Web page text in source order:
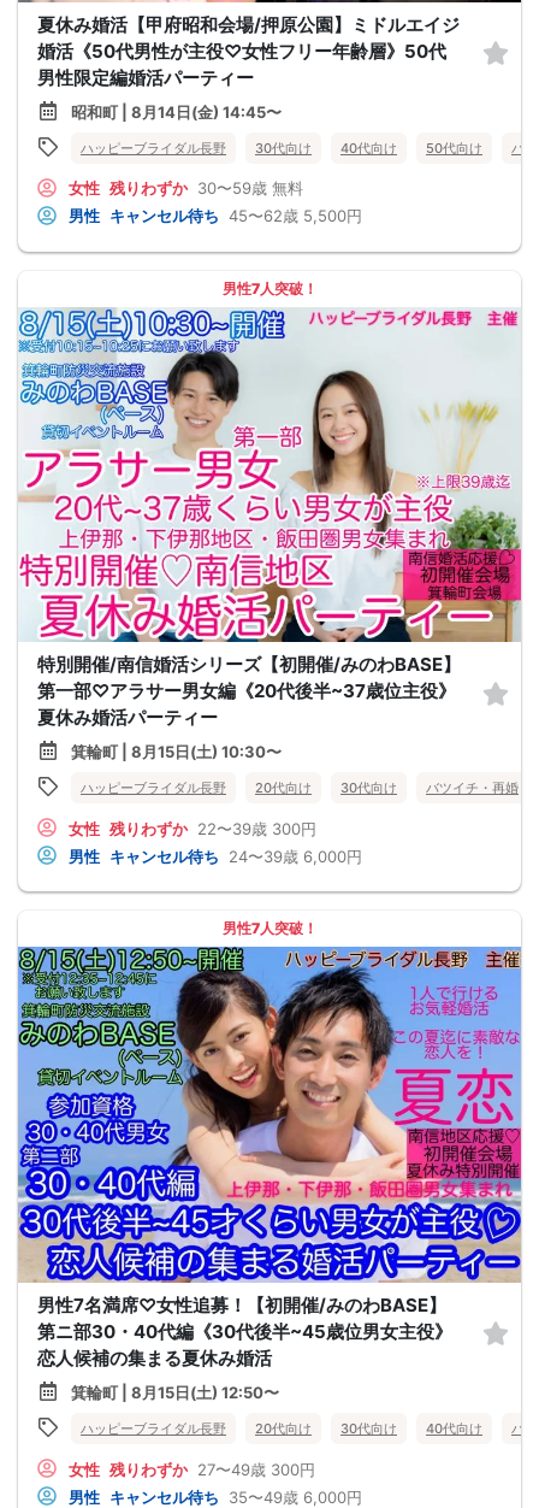
夏休み婚活【甲府昭和会場/押原公園】ミドルエイジ
婚活《50代男性が主役♡女性フリー年齢層》50代
男性限定編婚活パーティー
昭和町 | 8月14日(金) 14:45〜
ハッピーブライダル長野 30代向け 40代向け 50代向け バ
女性 残りわずか 30〜59歳 無料
男性 キャンセル待ち 45〜62歳 5,500円
男性7人突破！
特別開催/南信婚活シリーズ【初開催/みのわBASE】
第一部♡アラサー男女編《20代後半~37歳位主役》
夏休み婚活パーティー
箕輪町 | 8月15日(土) 10:30〜
ハッピーブライダル長野 20代向け 30代向け バツイチ・再婚
女性 残りわずか 22〜39歳 300円
男性 キャンセル待ち 24〜39歳 6,000円
男性7人突破！
男性7名満席♡女性追募！【初開催/みのわBASE】
第ニ部30・40代編《30代後半~45歳位男女主役》
恋人候補の集まる夏休み婚活
箕輪町 | 8月15日(土) 12:50〜
ハッピーブライダル長野 20代向け 30代向け 40代向け バ
女性 残りわずか 27〜49歳 300円
男性 キャンセル待ち 35〜49歳 6,000円